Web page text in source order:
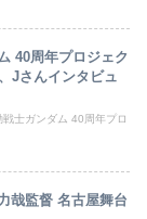
40周年プロジェク
Jさんインタビュ
士ガンダム 40周年プロ
哉監督 名古屋舞台